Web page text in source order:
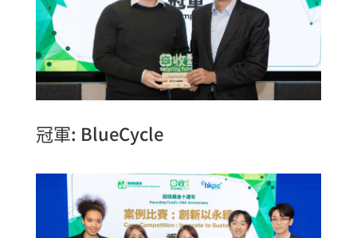
冠軍: BlueCycle